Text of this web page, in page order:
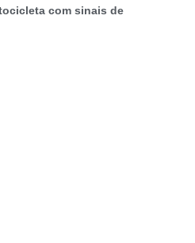
com sinais de